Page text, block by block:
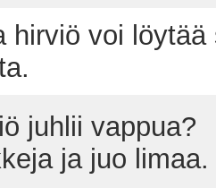
hirviö voi löytää
juhlii vappua?
ja juo limaa.